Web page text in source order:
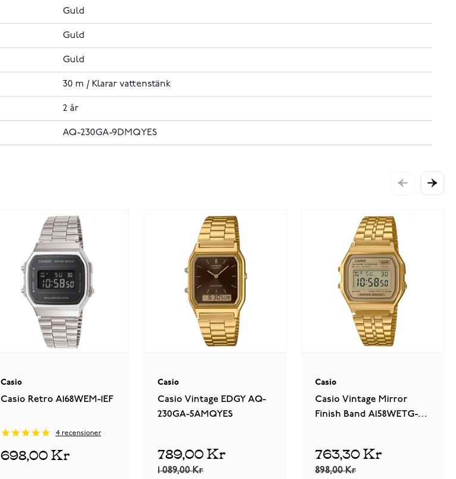
Guld
Guld
Guld
30 m / Klarar vattenstänk
2 år
AQ-230GA-9DMQYES
Casio
Casio Retro A168WEM-1EF
4recensioner
698,00 Kr
Casio
Casio Vintage EDGY AQ-
230GA-5AMQYES
789,00 Kr
1 089,00 Kr
Casio
Casio Vintage Mirror
Finish Band A158WETG-
763,30 Kr
898,00 Kr